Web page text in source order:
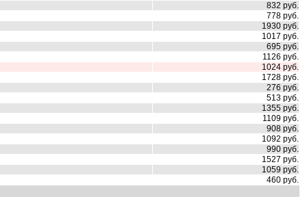
832 руб.
778 руб.
1930 руб.
1017 руб.
695 руб.
1126 руб.
1024 руб.
1728 руб.
276 руб.
513 руб.
1355 руб.
1109 руб.
908 руб.
1092 руб.
990 руб.
1527 руб.
1059 руб.
460 руб.